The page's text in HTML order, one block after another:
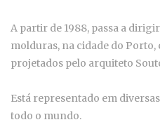
A partir de 1988, passa a
molduras, na cidade do Porto,
projetados pelo arquiteto
Está representado em
todo o mundo.